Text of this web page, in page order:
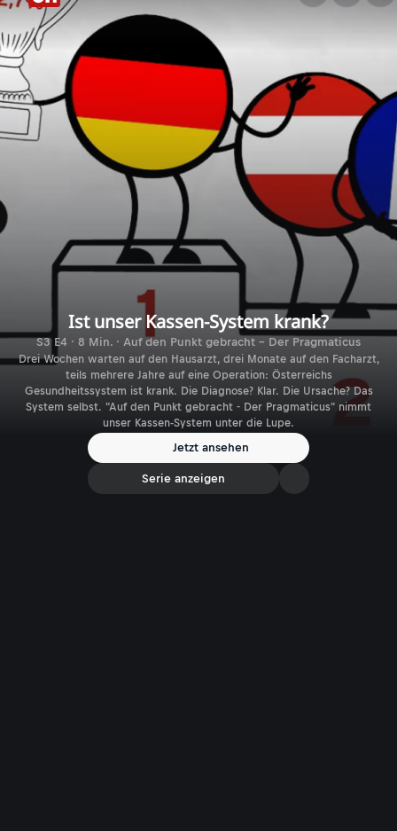
Ist unser Kassen-System krank?
S3 E4 · 8 Min. · Auf den Punkt gebracht - Der Pragmaticus
Drei Wochen warten auf den Hausarzt, drei Monate auf den Facharzt,
teils mehrere Jahre auf eine Operation: Österreichs
Gesundheitssystem ist krank. Die Diagnose? Klar. Die Ursache? Das
System selbst. "Auf den Punkt gebracht - Der Pragmaticus" nimmt
unser Kassen-System unter die Lupe.
Jetzt ansehen
Serie anzeigen